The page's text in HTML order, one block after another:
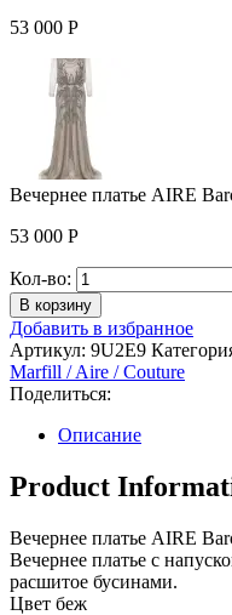
53 000 Р
Вечернее платье AIRE
53 000 Р
Кол-во: Количество
Вечернее
платье
AIRE
Barcelona
В корзину
Добавить в избранное
Артикул: 9U2E9
Marfill / Aire / Couture
Поделиться:
Описание
Product
Вечернее платье AIRE
Вечернее платье с
расшитое бусинами.
Цвет беж